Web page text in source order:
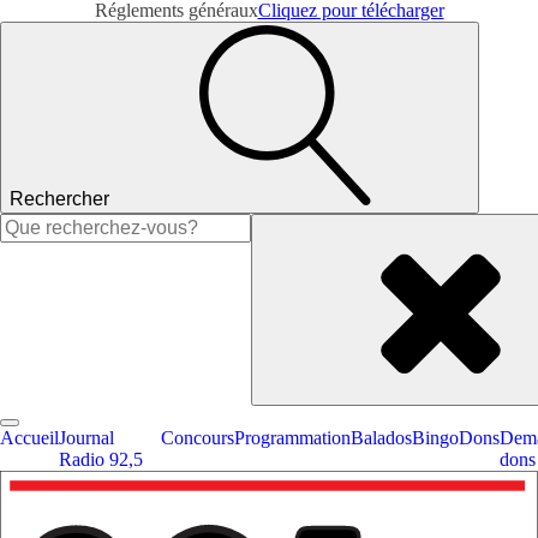
Réglements générauxCliquez pour télécharger
Rechercher
Rechercher :
AccueilJournal
Radio 92,5
ConcoursProgrammationBaladosBingoDons
dons